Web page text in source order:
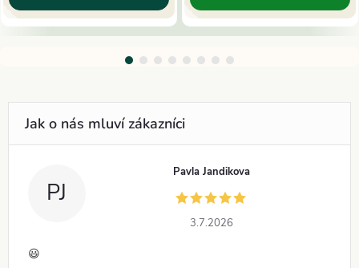
PJ
Pavla Jandikova
3.7.2026
😃